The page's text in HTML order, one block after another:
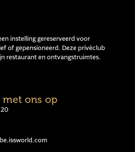
instelling gereserveerd voor
of gepensioneerd. Deze privéclub
restaurant en ontvangstruimtes.
ons op